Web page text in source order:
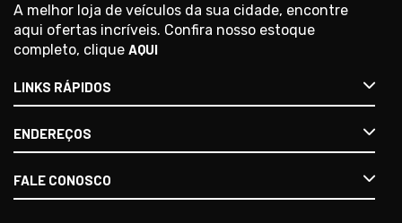
A melhor loja de veículos da sua cidade, encontre
aqui ofertas incríveis. Confira nosso estoque
completo, clique AQUI
LINKS RÁPIDOS
ENDEREÇOS
FALE CONOSCO